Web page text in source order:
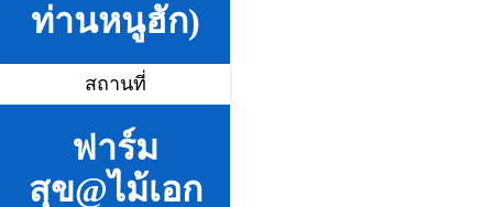
ท่านหนูฮัก)
สถานที่
ฟาร์ม
สุข@ไม้เอก